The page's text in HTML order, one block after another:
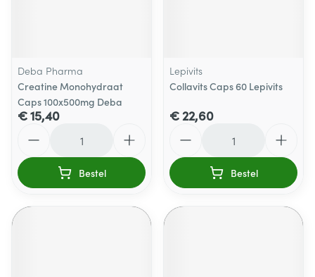
Deba Pharma
Creatine Monohydraat
Caps 100x500mg Deba
€ 15,40
Bestel
Lepivits
Collavits Caps 60 Lepivits
€ 22,60
Bestel